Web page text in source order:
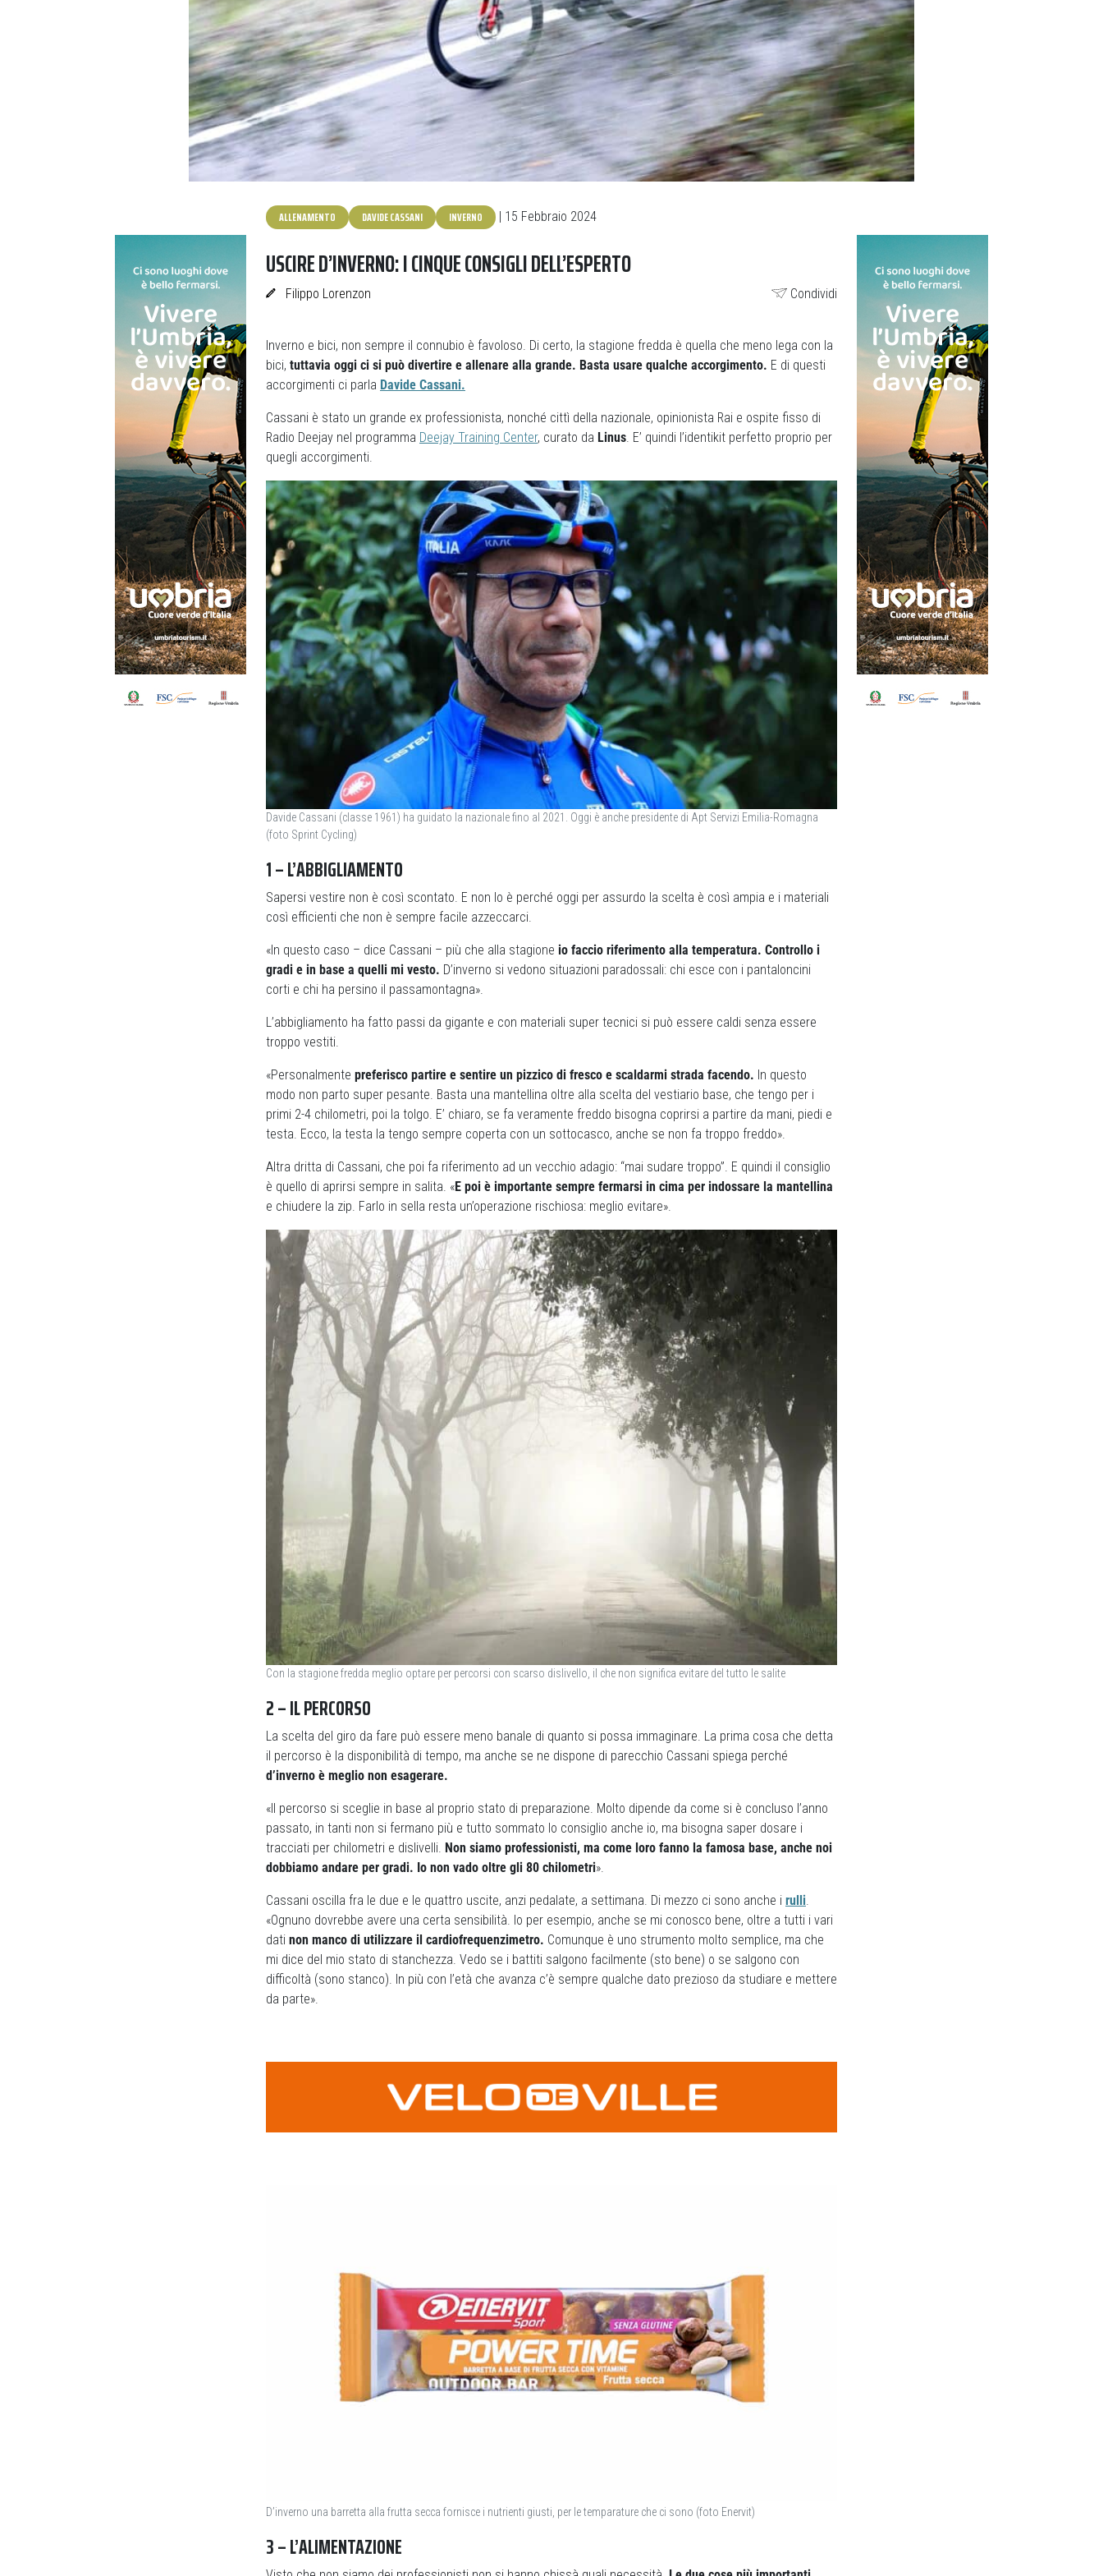
ALLENAMENTO DAVIDE CASSANI INVERNO | 15 Febbraio 2024
USCIRE D’INVERNO: I CINQUE CONSIGLI DELL’ESPERTO
Filippo Lorenzon Condividi
Inverno e bici, non sempre il connubio è favoloso. Di certo, la stagione fredda è quella che meno lega con la
bici, tuttavia oggi ci si può divertire e allenare alla grande. Basta usare qualche accorgimento. E di questi
accorgimenti ci parla Davide Cassani.
Cassani è stato un grande ex professionista, nonché cittì della nazionale, opinionista Rai e ospite fisso di
Radio Deejay nel programma Deejay Training Center, curato da Linus. E’ quindi l’identikit perfetto proprio per
quegli accorgimenti.
Davide Cassani (classe 1961) ha guidato la nazionale fino al 2021. Oggi è anche presidente di Apt Servizi Emilia-Romagna
(foto Sprint Cycling)
1 – L’ABBIGLIAMENTO
Sapersi vestire non è così scontato. E non lo è perché oggi per assurdo la scelta è così ampia e i materiali
così efficienti che non è sempre facile azzeccarci.
«In questo caso – dice Cassani – più che alla stagione io faccio riferimento alla temperatura. Controllo i
gradi e in base a quelli mi vesto. D’inverno si vedono situazioni paradossali: chi esce con i pantaloncini
corti e chi ha persino il passamontagna».
L’abbigliamento ha fatto passi da gigante e con materiali super tecnici si può essere caldi senza essere
troppo vestiti.
«Personalmente preferisco partire e sentire un pizzico di fresco e scaldarmi strada facendo. In questo
modo non parto super pesante. Basta una mantellina oltre alla scelta del vestiario base, che tengo per i
primi 2-4 chilometri, poi la tolgo. E’ chiaro, se fa veramente freddo bisogna coprirsi a partire da mani, piedi e
testa. Ecco, la testa la tengo sempre coperta con un sottocasco, anche se non fa troppo freddo».
Altra dritta di Cassani, che poi fa riferimento ad un vecchio adagio: “mai sudare troppo”. E quindi il consiglio
è quello di aprirsi sempre in salita. «E poi è importante sempre fermarsi in cima per indossare la mantellina
e chiudere la zip. Farlo in sella resta un’operazione rischiosa: meglio evitare».
Con la stagione fredda meglio optare per percorsi con scarso dislivello, il che non significa evitare del tutto le salite
2 – IL PERCORSO
La scelta del giro da fare può essere meno banale di quanto si possa immaginare. La prima cosa che detta
il percorso è la disponibilità di tempo, ma anche se ne dispone di parecchio Cassani spiega perché
d’inverno è meglio non esagerare.
«Il percorso si sceglie in base al proprio stato di preparazione. Molto dipende da come si è concluso l’anno
passato, in tanti non si fermano più e tutto sommato lo consiglio anche io, ma bisogna saper dosare i
tracciati per chilometri e dislivelli. Non siamo professionisti, ma come loro fanno la famosa base, anche noi
dobbiamo andare per gradi. Io non vado oltre gli 80 chilometri».
Cassani oscilla fra le due e le quattro uscite, anzi pedalate, a settimana. Di mezzo ci sono anche i rulli.
«Ognuno dovrebbe avere una certa sensibilità. Io per esempio, anche se mi conosco bene, oltre a tutti i vari
dati non manco di utilizzare il cardiofrequenzimetro. Comunque è uno strumento molto semplice, ma che
mi dice del mio stato di stanchezza. Vedo se i battiti salgono facilmente (sto bene) o se salgono con
difficoltà (sono stanco). In più con l’età che avanza c’è sempre qualche dato prezioso da studiare e mettere
da parte».
D’inverno una barretta alla frutta secca fornisce i nutrienti giusti, per le temparature che ci sono (foto Enervit)
3 – L’ALIMENTAZIONE